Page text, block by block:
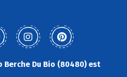
Du Bio (80480) est